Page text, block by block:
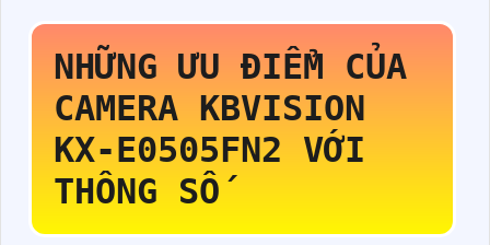
NHỮNG ƯU ĐIỂM CỦA
CAMERA KBVISION
KX-E0505FN2 VỚI
THÔNG SỐ